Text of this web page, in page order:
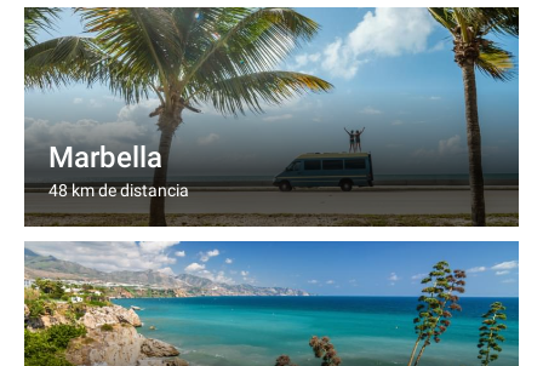
Marbella
48 km de distancia